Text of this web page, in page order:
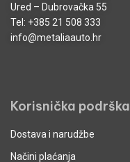
Ured – Dubrovačka 55
Tel: +385 21 508 333
info@metaliaauto.hr
Korisnička podrška
Dostava i narudžbe
Načini plaćanja